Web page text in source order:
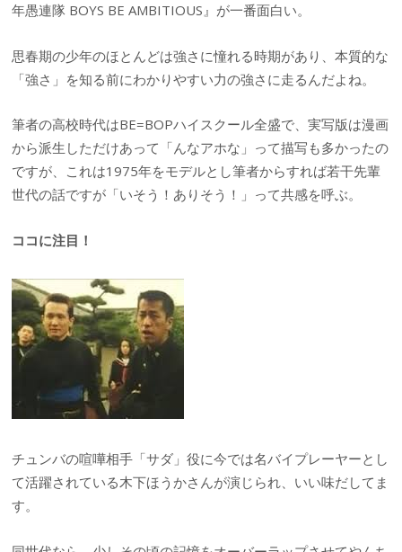
年愚連隊 BOYS BE AMBITIOUS』が一番面白い。
思春期の少年のほとんどは強さに憧れる時期があり、本質的な
「強さ」を知る前にわかりやすい力の強さに走るんだよね。
筆者の高校時代はBE=BOPハイスクール全盛で、実写版は漫画
から派生しただけあって「んなアホな」って描写も多かったの
ですが、これは1975年をモデルとし筆者からすれば若干先輩
世代の話ですが「いそう！ありそう！」って共感を呼ぶ。
ココに注目！
チュンバの喧嘩相手「サダ」役に今では名バイプレーヤーとし
て活躍されている木下ほうかさんが演じられ、いい味だしてま
す。